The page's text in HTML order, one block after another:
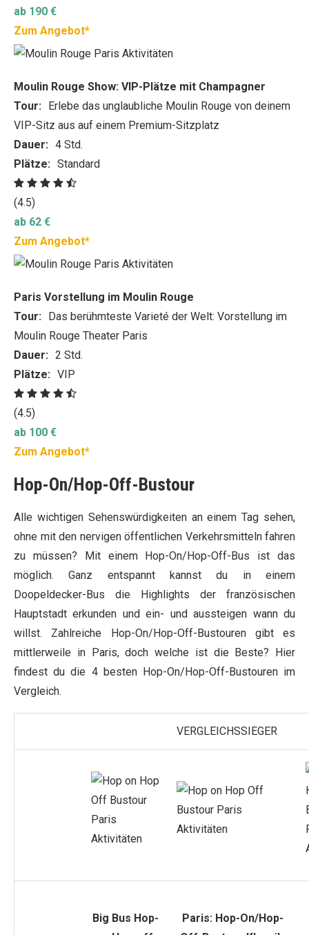
ab 190 €
Zum Angebot*
Moulin Rouge Show: VIP-Plätze mit Champagner
Tour: Erlebe das unglaubliche Moulin Rouge von deinem
VIP-Sitz aus auf einem Premium-Sitzplatz
Dauer: 4 Std.
Plätze: Standard
(4.5)
ab 62 €
Zum Angebot*
Paris Vorstellung im Moulin Rouge
Tour: Das berühmteste Varieté der Welt: Vorstellung im
Moulin Rouge Theater Paris
Dauer: 2 Std.
Plätze: VIP
(4.5)
ab 100 €
Zum Angebot*
Hop-On/Hop-Off-Bustour
Alle wichtigen Sehenswürdigkeiten an einem Tag sehen,
ohne mit den nervigen öffentlichen Verkehrsmitteln fahren
zu müssen? Mit einem Hop-On/Hop-Off-Bus ist das
möglich. Ganz entspannt kannst du in einem
Doopeldecker-Bus die Highlights der französischen
Hauptstadt erkunden und ein- und aussteigen wann du
willst. Zahlreiche Hop-On/Hop-Off-Bustouren gibt es
mittlerweile in Paris, doch welche ist die Beste? Hier
findest du die 4 besten Hop-On/Hop-Off-Bustouren im
Vergleich.
VERGLEICHSSIEGER
Big Bus Hop-
Paris: Hop-On/Hop-